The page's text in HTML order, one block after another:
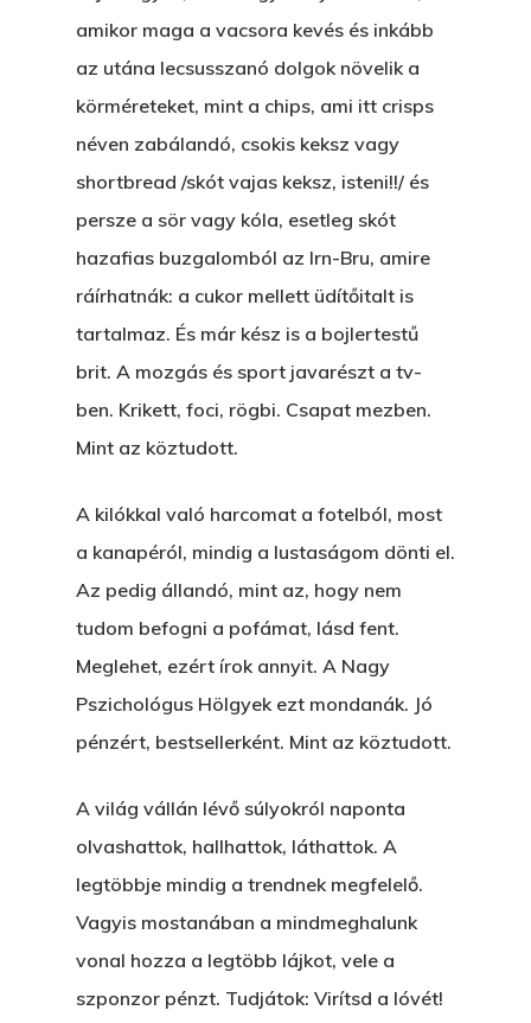
amikor maga a vacsora kevés és inkább
az utána lecsusszanó dolgok növelik a
körméreteket, mint a chips, ami itt crisps
néven zabálandó, csokis keksz vagy
shortbread /skót vajas keksz, isteni!!/ és
persze a sör vagy kóla, esetleg skót
hazafias buzgalomból az Irn-Bru, amire
ráírhatnák: a cukor mellett üdítőitalt is
tartalmaz. És már kész is a bojlertestű
brit. A mozgás és sport javarészt a tv-
ben. Krikett, foci, rögbi. Csapat mezben.
Mint az köztudott.
A kilókkal való harcomat a fotelból, most
a kanapéról, mindig a lustaságom dönti el.
Az pedig állandó, mint az, hogy nem
tudom befogni a pofámat, lásd fent.
Meglehet, ezért írok annyit. A Nagy
Pszichológus Hölgyek ezt mondanák. Jó
pénzért, bestsellerként. Mint az köztudott.
A világ vállán lévő súlyokról naponta
olvashattok, hallhattok, láthattok. A
legtöbbje mindig a trendnek megfelelő.
Vagyis mostanában a mindmeghalunk
vonal hozza a legtöbb lájkot, vele a
szponzor pénzt. Tudjátok: Virítsd a lóvét!